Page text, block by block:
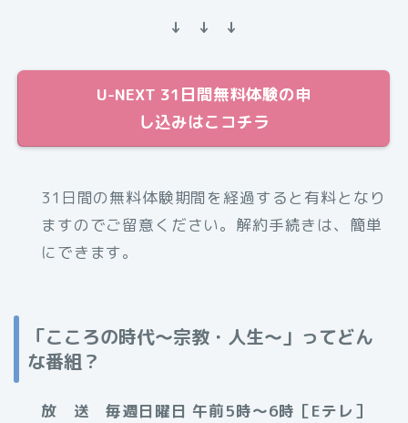
↓ ↓ ↓
U-NEXT 31日間無料体験の申
し込みはこコチラ
31日間の無料体験期間を経過すると有料となり
ますのでご留意ください。解約手続きは、簡単
にできます。
「こころの時代〜宗教・人生〜」ってどん
な番組？
放 送 毎週日曜日 午前5時〜6時［Eテレ］